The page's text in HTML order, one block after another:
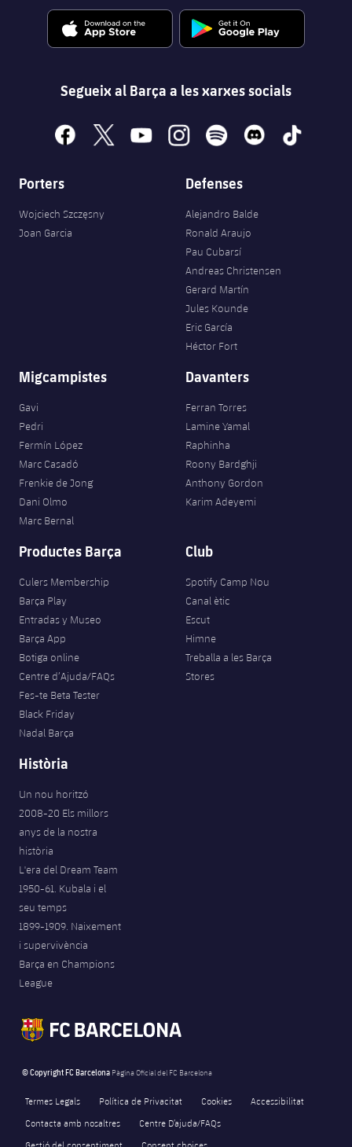
Segueix al Barça a les xarxes socials
facebook
x youtubeinstagramspotify discord tiktok
Porters
Wojciech Szczęsny
Joan Garcia
Defenses
Alejandro Balde
Ronald Araujo
Pau Cubarsí
Andreas Christensen
Gerard Martín
Jules Kounde
Eric García
Héctor Fort
Migcampistes
Gavi
Pedri
Fermín López
Marc Casadó
Frenkie de Jong
Dani Olmo
Marc Bernal
Davanters
Ferran Torres
Lamine Yamal
Raphinha
Roony Bardghji
Anthony Gordon
Karim Adeyemi
Productes Barça
Culers Membership
Barça Play
Entradas y Museo
Barça App
Botiga online
Centre d’Ajuda/FAQs
Fes-te Beta Tester
Black Friday
Nadal Barça
Club
Spotify Camp Nou
Canal ètic
Escut
Himne
Treballa a les Barça
Stores
Història
Un nou horitzó
2008-20 Els millors
anys de la nostra
història
L'era del Dream Team
1950-61. Kubala i el
seu temps
1899-1909. Naixement
i supervivència
Barça en Champions
League
© Copyright FC Barcelona Pàgina Oficial del FC Barcelona
Termes Legals Política de Privacitat Cookies
Accessibilitat
Contacta amb nosaltres
Centre D’ajuda/FAQs